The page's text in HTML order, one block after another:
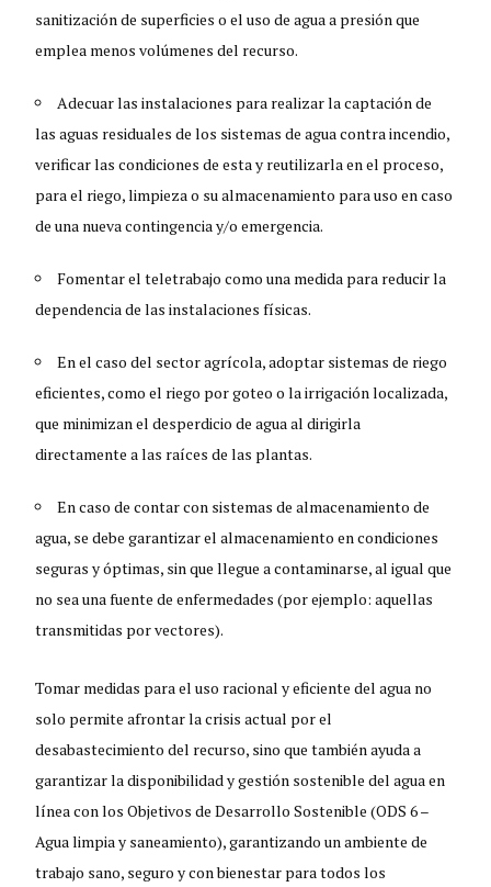
sanitización de superficies o el uso de agua a presión que
emplea menos volúmenes del recurso.
Adecuar las instalaciones para realizar la captación de
las aguas residuales de los sistemas de agua contra incendio,
verificar las condiciones de esta y reutilizarla en el proceso,
para el riego, limpieza o su almacenamiento para uso en caso
de una nueva contingencia y/o emergencia.
Fomentar el teletrabajo como una medida para reducir la
dependencia de las instalaciones físicas.
En el caso del sector agrícola, adoptar sistemas de riego
eficientes, como el riego por goteo o la irrigación localizada,
que minimizan el desperdicio de agua al dirigirla
directamente a las raíces de las plantas.
En caso de contar con sistemas de almacenamiento de
agua, se debe garantizar el almacenamiento en condiciones
seguras y óptimas, sin que llegue a contaminarse, al igual que
no sea una fuente de enfermedades (por ejemplo: aquellas
transmitidas por vectores).
Tomar medidas para el uso racional y eficiente del agua no
solo permite afrontar la crisis actual por el
desabastecimiento del recurso, sino que también ayuda a
garantizar la disponibilidad y gestión sostenible del agua en
línea con los Objetivos de Desarrollo Sostenible (ODS 6 –
Agua limpia y saneamiento), garantizando un ambiente de
trabajo sano, seguro y con bienestar para todos los